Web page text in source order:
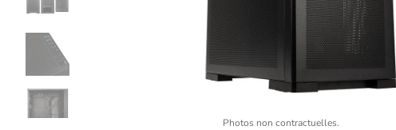
Photos non contractuelles.